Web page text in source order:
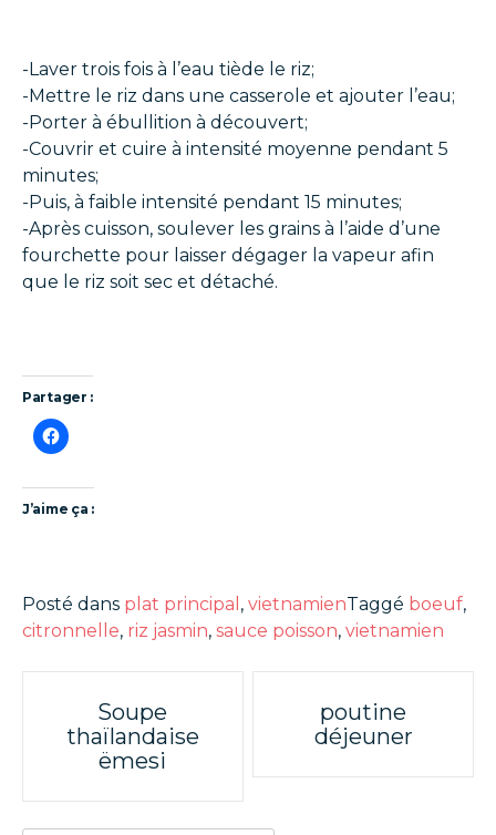
-Laver trois fois à l’eau tiède le riz;
-Mettre le riz dans une casserole et ajouter l’eau;
-Porter à ébullition à découvert;
-Couvrir et cuire à intensité moyenne pendant 5
minutes;
-Puis, à faible intensité pendant 15 minutes;
-Après cuisson, soulever les grains à l’aide d’une
fourchette pour laisser dégager la vapeur afin
que le riz soit sec et détaché.
Partager :
J’aime ça :
Posté dans plat principal , vietnamienTaggé boeuf,
citronnelle, riz jasmin, sauce poisson, vietnamien
Poste
navigation
Soupe
thaïlandaise
ëmesi
poutine
déjeuner